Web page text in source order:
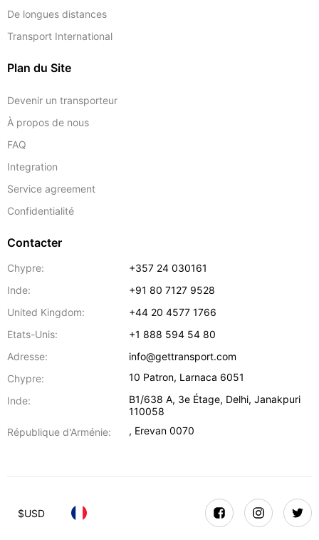
De longues distances
Transport International
Plan du Site
Devenir un transporteur
À propos de nous
FAQ
Integration
Service agreement
Confidentialité
Contacter
Chypre:
+357 24 030161
Inde:
+91 80 7127 9528
United Kingdom:
+44 20 4577 1766
Etats-Unis:
+1 888 594 54 80
Adresse:
info@gettransport.com
Chypre:
10 Patron, Larnaca 6051
Inde:
B1/638 A, 3e Étage, Delhi,Janakpuri
110058
République d'Arménie:
, Erevan 0070
$USD